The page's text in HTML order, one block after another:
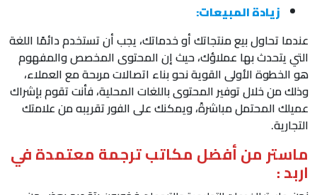
زيادة المبيعات:
عندما تحاول بيع منتجاتك أو خدماتك، يجب أن تستخدم دائمًا اللغة
التي يتحدث بها عملاؤك، حيث إن المحتوى المخصص والمفهوم
هو الخطوة الأولى القوية نحو بناء اتصالات مربحة مع العملاء،
وذلك من خلال توفير المحتوى باللغات المحلية، فأنت تقوم بإشراك
عميلك المحتمل مباشرةً، ويمكنك على الفور تقريبه من علامتك
التجارية.
ماستر من أفضل مكاتب ترجمة معتمدة في
اربد :